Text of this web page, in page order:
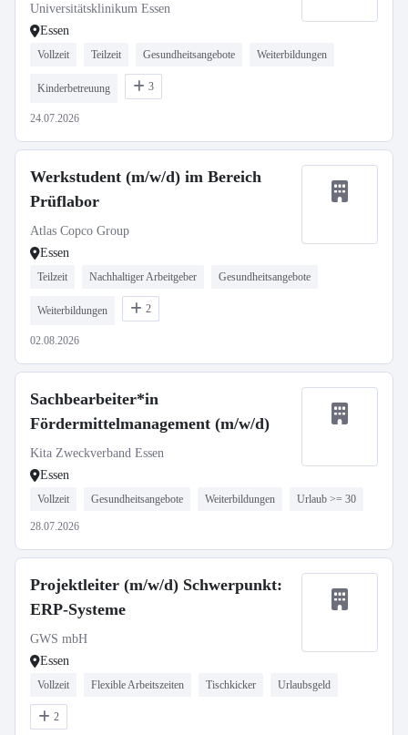
Universitätsklinikum Essen
Essen
Vollzeit Teilzeit Gesundheitsangebote Weiterbildungen
Kinderbetreuung 3
24.07.2026
Werkstudent (m/w/d) im Bereich
Prüflabor
Atlas Copco Group
Essen
Teilzeit Nachhaltiger Arbeitgeber Gesundheitsangebote
Weiterbildungen 2
02.08.2026
Sachbearbeiter*in
Fördermittelmanagement (m/w/d)
Kita Zweckverband Essen
Essen
Vollzeit Gesundheitsangebote Weiterbildungen Urlaub >= 30
28.07.2026
Projektleiter (m/w/d) Schwerpunkt:
ERP-Systeme
GWS mbH
Essen
Vollzeit Flexible Arbeitszeiten Tischkicker Urlaubsgeld
2